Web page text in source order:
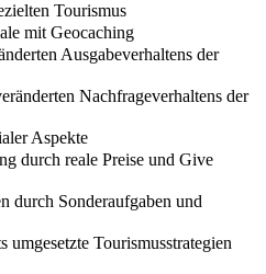
Tourismus
mit Geocaching
Ausgabeverhaltens der
Nachfrageverhaltens der
Aspekte
durch reale Preise und Give
durch Sonderaufgaben und
umgesetzte Tourismusstrategien